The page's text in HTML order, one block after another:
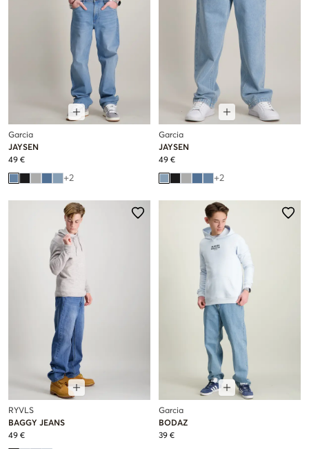
Garcia
JAYSEN
49 €
+2
Garcia
JAYSEN
49 €
+2
RYVLS
BAGGY JEANS
49 €
Garcia
BODAZ
39 €